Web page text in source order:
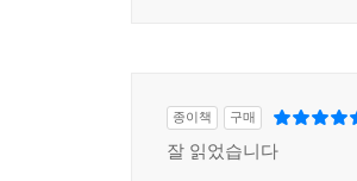
종이책 구매
잘 읽었습니다